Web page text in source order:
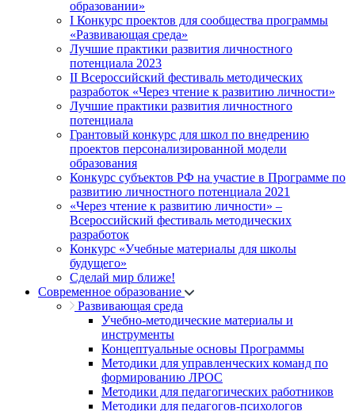
образовании»
I Конкурс проектов для сообщества программы
«Развивающая среда»
Лучшие практики развития личностного
потенциала 2023
II Всероссийский фестиваль методических
разработок «Через чтение к развитию личности»
Лучшие практики развития личностного
потенциала
Грантовый конкурс для школ по внедрению
проектов персонализированной модели
образования
Конкурс субъектов РФ на участие в Программе по
развитию личностного потенциала 2021
«Через чтение к развитию личности» –
Всероссийский фестиваль методических
разработок
Конкурс «Учебные материалы для школы
будущего»
Сделай мир ближе!
Современное образование
Развивающая среда
Учебно-методические материалы и
инструменты
Концептуальные основы Программы
Методики для управленческих команд по
формированию ЛРОС
Методики для педагогических работников
Методики для педагогов-психологов